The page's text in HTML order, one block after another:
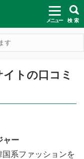
メニュー 検 索
す
トの口コミ
ャー
国系ファッションを